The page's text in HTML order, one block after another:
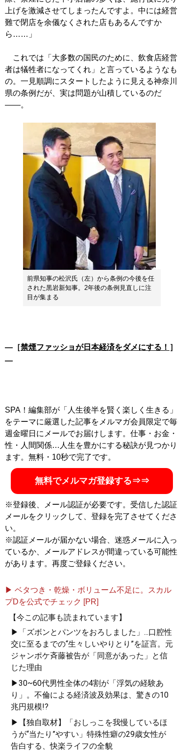
上げを激減させてしまったんですよ。中には経営
難で閉店を余儀なくされた店もあるんですか
ら……」
これでは「大多数の国民のために、飲食店経営
者は犠牲者になってくれ」と言っているようなも
の。一見順調にスタートしたように見える神奈川
県の条例だが、実は問題が山積しているのだ
――。
前県知事の松沢氏（左）から条例の今後を任
された黒岩新知事。2年後の条例見直しに注
目が集まる
―［禁煙ファッショが日本経済をダメにする！ ］
―
SPA！編集部が「人生後半を賢く楽しく生きる」
をテーマに厳選した記事をメルマガ会員限定で毎
週金曜日にメールでお届けします。仕事・お金・
性・人間関係…人生を豊かにする秘訣が見つかり
ます。無料・10秒で完了です。
無料でメルマガ登録する⇒⇒
※登録後、メール認証が必要です。受信した認証
メールをクリックして、登録を完了させてくださ
い。
※認証メールが届かない場合、迷惑メールに入っ
ているか、メールアドレスが間違っている可能性
があります。再度ご登録ください。
▶ ベタつき・乾燥・ボリューム不足に。スカル
プDを公式でチェック [PR]
【今この記事も読まれています】
▶「ズボンとパンツをおろしました」...口腔性
交に至るまでの“生々しいやりとり”を証言。元
ジャンポケ斉藤被告が「同意があった」と信
じた理由
▶30~60代男性全体の4割が「浮気の経験あ
り」。不倫による経済波及効果は、驚きの10
兆円規模!?
▶【独自取材】「おしっこを我慢しているほ
うが“当たり”やすい」特殊性癖の29歳女性が
告白する、快楽ライフの全貌